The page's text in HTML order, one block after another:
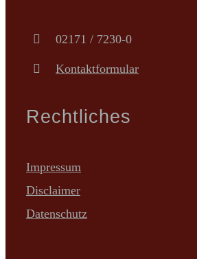
02171 / 7230-0
Kontaktformular
Rechtliches
Impressum
Disclaimer
Datenschutz